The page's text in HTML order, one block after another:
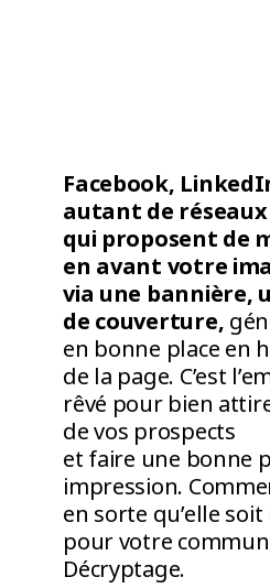
Facebook,
autant de
qui proposent de
en avant votre
via une bannière,
de couverture,
en bonne place en
de la page. C’est
rêvé pour bien
de vos prospects
et faire une bonne
impression.
en sorte qu’elle
pour votre
Décryptage.